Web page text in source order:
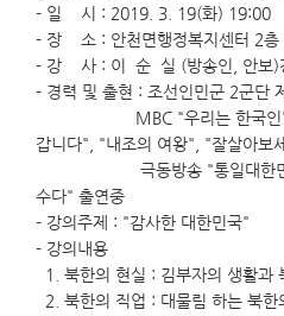
- 일 시 : 2019. 3. 19(화) 19:00
- 장 소 : 안천면행정복지센터 2층
- 강 사 : 이 순 실 (방송인, 안보)
- 경력 및 출현 : 조선인민군 2군단
MBC "우리는 한국인" 리
갑니다", "내조의 여왕", "잘살아보
극동방송 "통일대한민국",
수다" 출연중
- 강의주제 : "감사한 대한민국"
- 강의내용
1. 북한의 현실 : 김부자의 생활과
2. 북한의 직업 : 대물림 하는 북한